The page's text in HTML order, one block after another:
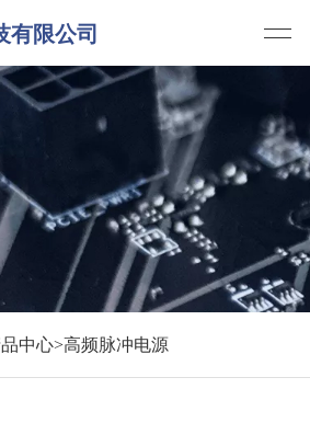
有限公司
中心>高频脉冲电源